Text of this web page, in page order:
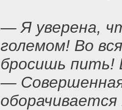
— Я уверена,
големом! Во
бросишь пить!
—